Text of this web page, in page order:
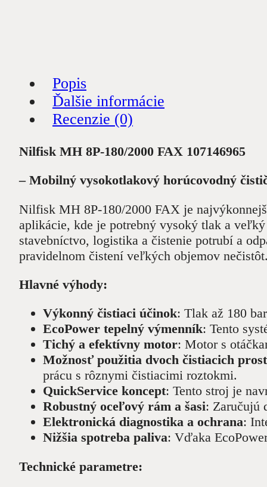
Popis
Ďalšie informácie
Recenzie (0)
Nilfisk MH 8P-180/2000 FAX 107146965
– Mobilný vysokotlakový horúcovodný
Nilfisk MH 8P-180/2000 FAX je
aplikácie, kde je potrebný vysoký tlak a
stavebníctvo, logistika a čistenie potrubí a
pravidelnom čistení veľkých objemov
Hlavné výhody:
Výkonný čistiaci účinok: Tlak až 180
EcoPower tepelný výmenník: Tento
Tichý a efektívny motor: Motor s
Možnosť použitia dvoch čistiacich
prácu s rôznymi čistiacimi roztokmi.
QuickService koncept: Tento stroj je
Robustný oceľový rám a šasi: Zaručujú
Elektronická diagnostika a ochrana:
Nižšia spotreba paliva: Vďaka
Technické parametre: